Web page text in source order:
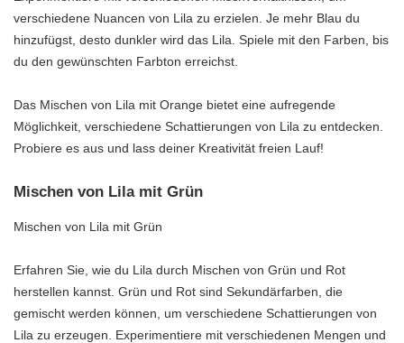
verschiedene Nuancen von Lila zu erzielen. Je mehr Blau du
hinzufügst, desto dunkler wird das Lila. Spiele mit den Farben, bis
du den gewünschten Farbton erreichst.
Das Mischen von Lila mit Orange bietet eine aufregende
Möglichkeit, verschiedene Schattierungen von Lila zu entdecken.
Probiere es aus und lass deiner Kreativität freien Lauf!
Mischen von Lila mit Grün
Mischen von Lila mit Grün
Erfahren Sie, wie du Lila durch Mischen von Grün und Rot
herstellen kannst. Grün und Rot sind Sekundärfarben, die
gemischt werden können, um verschiedene Schattierungen von
Lila zu erzeugen. Experimentiere mit verschiedenen Mengen und